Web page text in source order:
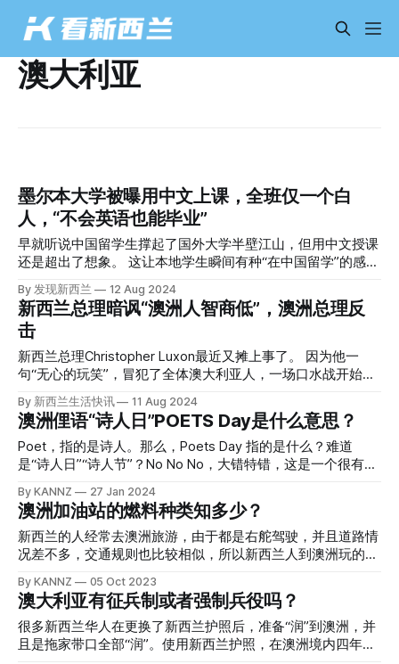
澳大利亚
墨尔本大学被曝用中文上课，全班仅一个白
人，“不会英语也能毕业”
早就听说中国留学生撑起了国外大学半壁江山，但用中文授课
还是超出了想象。 这让本地学生瞬间有种“在中国留学”的感
觉。 澳洲名校说中文比说英文多 唯一白人学生崩溃 本周，澳
大利亚广播公司播出了对一名本科一年级学生Harry的采访，
他今年年初入读墨尔本大学商学专业。 他表示，在一门经济
学入门课程的辅导课上，中文普通话的使用率比英文还高。
Harry是班上20个学生里唯一的白人，其他人都是中国留学
生，导师也是中国人。 据他的观察，班上很多学生要么整节
导师提问时，有时会用中文提问，然后老师也会用中文回答。
“他们事后没有解释到底说了什么，所以我完全被蒙在鼓里。
“这让我对与整个班级的对话和互动感到沮丧。我基本上就是
去签个到，然后被排除在外。” Harry说，有一个中国留学生有
状况，辅导课对Harry而言“很不连贯”，一个学期之后，他放弃
了这门课。 “说实话，我当时应该举手询问大家在说什么，他
们很可能就会向我解释。这是我的错。但我仍然认为，在英语
国家，这种行为是不
By 发现新西兰 12 Aug 2024
新西兰总理暗讽“澳洲人智商低”，澳洲总理反
击
新西兰总理Christopher Luxon最近又摊上事了。 因为他一
句“无心的玩笑”，冒犯了全体澳大利亚人，一场口水战开始
了。 暗示“澳大利亚人很愚蠢” 起因是一封发给澳大利亚多元
文化事务部长Tony Burke的毛利新年邀请函。 新西兰文化部
长Paul Goldsmith指示官员从邀请函中删除多项毛利语表达，
包括tena koe”（你好）、结束语“nāku noa, nā”（此致），还
有“新西兰”的毛利语名称：Aotearoa。 Goldsmith说，他认为
补刀：“不是我们不重视毛利语，只是跟澳大利亚人打交道要
用最简单的方式。” 嘲笑“澳洲人愚蠢”应该是新西兰人最喜欢
的消遣之一，总理也不例外。 网传的这张“世界智商分布图”更
是给了新西兰人借口： 最著名的例子是新西兰前总理Rob
人“提高了两国的智商”。 为了黑澳洲人，甚至还有人专门收集
写了一本笑话他们的书…… 澳洲反嘲新西兰口音 昨天，收到这
份邀请函的Burke表示，他自1
By 新西兰生活快讯 11 Aug 2024
澳洲俚语“诗人日”POETS Day是什么意思？
Poet，指的是诗人。那么，Poets Day 指的是什么？难道
是“诗人日”“诗人节”？No No No，大错特错，这是一个很有趣
时，“POETS day”是一个颇具幽默感的缩写，意为“Piss Off
Early Tomorrow’s Saturday”（即：赶紧收工吧，明天是星期
六）。这个俚语在一些工作场所，特别是在英国和澳大利亚，
是比较常见的用语。POETS day 的概念是人们渴望在星期五
方式，用以承认工作周的结束和周末的临近。需要注意的是，
这个术语更多是一个玩笑，可能并不在所有工作场所普遍使
用。 POETS day的起源 POETS day 这个诙谐的词语源于对工
作日结束和周末开始的期待。澳大利亚人以其幽默感和轻松的
By KANNZ 27 Jan 2024
澳洲加油站的燃料种类知多少？
新西兰的人经常去澳洲旅游，由于都是右舵驾驶，并且道路情
况差不多，交通规则也比较相似，所以新西兰人到澳洲玩的时
加油的问题，澳洲的加油站品牌不仅多，而且价格体系比新西
兰更复杂，更让平时过习惯了简单的日子受不了的Kiwi们受不
了的是，澳洲小小的一个加油站，油枪可能有四五把，燃料的
名字与新西兰的还不太一样。 对于不同的燃料类型，真正重
By KANNZ 05 Oct 2023
澳大利亚有征兵制或者强制兵役吗？
很多新西兰华人在更换了新西兰护照后，准备“润”到澳洲，并
且是拖家带口全部“润”。使用新西兰护照，在澳洲境内四年